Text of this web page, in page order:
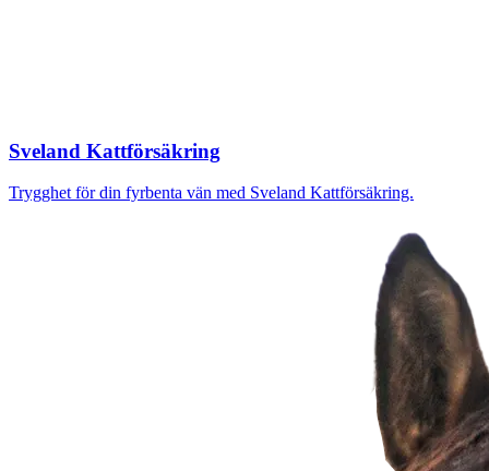
Sveland Kattförsäkring
Trygghet för din fyrbenta vän med Sveland Kattförsäkring.